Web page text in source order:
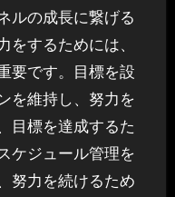
ルの成長に繋げる
をするためには、
要です。目標を設
を維持し、努力を
目標を達成するた
ケジュール管理を
努力を続けるため